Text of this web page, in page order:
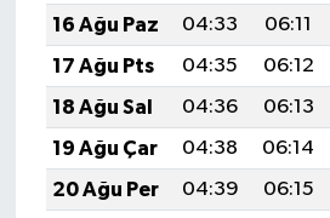
16 Ağu Paz
04:33 06:11
17 Ağu Pts
04:35 06:12
18 Ağu Sal
04:36 06:13
19 Ağu Çar
04:38 06:14
20 Ağu Per
04:39 06:15